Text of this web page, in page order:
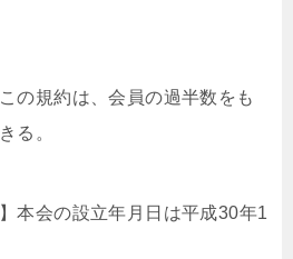
の規約は、会員の過半数をも
る。
本会の設立年月日は平成30年1